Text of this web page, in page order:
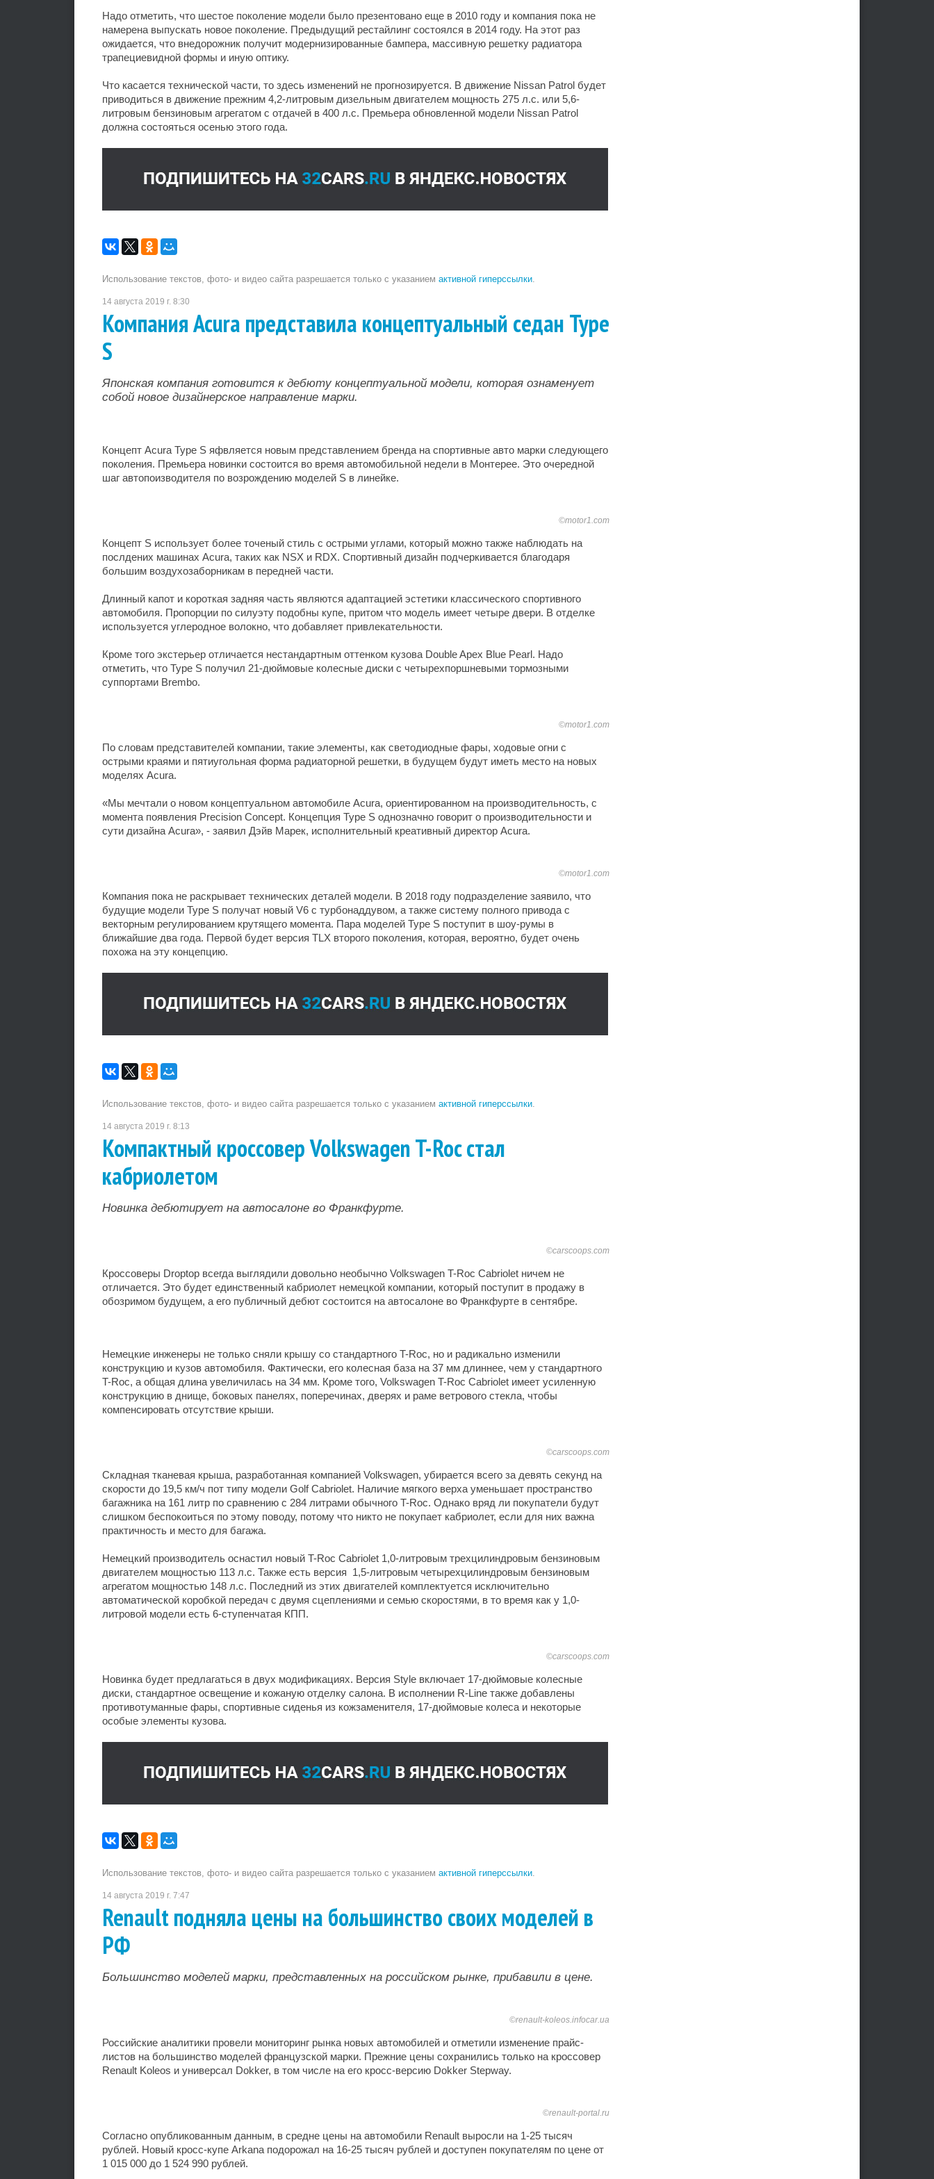
Надо отметить, что шестое поколение модели было презентовано еще в 2010 году и компания пока не
намерена выпускать новое поколение. Предыдущий рестайлинг состоялся в 2014 году. На этот раз
ожидается, что внедорожник получит модернизированные бампера, массивную решетку радиатора
трапециевидной формы и иную оптику.
Что касается технической части, то здесь изменений не прогнозируется. В движение Nissan Patrol будет
приводиться в движение прежним 4,2-литровым дизельным двигателем мощность 275 л.с. или 5,6-
литровым бензиновым агрегатом с отдачей в 400 л.с. Премьера обновленной модели Nissan Patrol
должна состояться осенью этого года.
Использование текстов, фото- и видео сайта разрешается только с указанием активной гиперссылки.
14 августа 2019 г. 8:30
Компания Acura представила концептуальный седан Type
S
Японская компания готовится к дебюту концептуальной модели, которая ознаменует
собой новое дизайнерское направление марки.
Концепт Acura Type S яфвляется новым представлением бренда на спортивные авто марки следующего
поколения. Премьера новинки состоится во время автомобильной недели в Монтерее. Это очередной
шаг автопоизводителя по возрождению моделей S в линейке.
©motor1.com
Концепт S использует более точеный стиль с острыми углами, который можно также наблюдать на
послдених машинах Acura, таких как NSX и RDX. Спортивный дизайн подчеркивается благодаря
большим воздухозаборникам в передней части.
Длинный капот и короткая задняя часть являются адаптацией эстетики классического спортивного
автомобиля. Пропорции по силуэту подобны купе, притом что модель имеет четыре двери. В отделке
используется углеродное волокно, что добавляет привлекательности.
Кроме того экстерьер отличается нестандартным оттенком кузова Double Apex Blue Pearl. Надо
отметить, что Type S получил 21-дюймовые колесные диски с четырехпоршневыми тормозными
суппортами Brembo.
©motor1.com
По словам представителей компании, такие элементы, как светодиодные фары, ходовые огни с
острыми краями и пятиугольная форма радиаторной решетки, в будущем будут иметь место на новых
моделях Acura.
«Мы мечтали о новом концептуальном автомобиле Acura, ориентированном на производительность, с
момента появления Precision Concept. Концепция Type S однозначно говорит о производительности и
сути дизайна Acura», - заявил Дэйв Марек, исполнительный креативный директор Acura.
©motor1.com
Компания пока не раскрывает технических деталей модели. В 2018 году подразделение заявило, что
будущие модели Type S получат новый V6 с турбонаддувом, а также систему полного привода с
векторным регулированием крутящего момента. Пара моделей Type S поступит в шоу-румы в
ближайшие два года. Первой будет версия TLX второго поколения, которая, вероятно, будет очень
похожа на эту концепцию.
Использование текстов, фото- и видео сайта разрешается только с указанием активной гиперссылки.
14 августа 2019 г. 8:13
Компактный кроссовер Volkswagen T-Roc стал
кабриолетом
Новинка дебютирует на автосалоне во Франкфурте.
©carscoops.com
Кроссоверы Droptop всегда выглядили довольно необычно Volkswagen T-Roc Cabriolet ничем не
отличается. Это будет единственный кабриолет немецкой компании, который поступит в продажу в
обозримом будущем, а его публичный дебют состоится на автосалоне во Франкфурте в сентябре.
Немецкие инженеры не только сняли крышу со стандартного T-Roc, но и радикально изменили
конструкцию и кузов автомобиля. Фактически, его колесная база на 37 мм длиннее, чем у стандартного
T-Roc, а общая длина увеличилась на 34 мм. Кроме того, Volkswagen T-Roc Cabriolet имеет усиленную
конструкцию в днище, боковых панелях, поперечинах, дверях и раме ветрового стекла, чтобы
компенсировать отсутствие крыши.
©carscoops.com
Складная тканевая крыша, разработанная компанией Volkswagen, убирается всего за девять секунд на
скорости до 19,5 км/ч пот типу модели Golf Cabriolet. Наличие мягкого верха уменьшает пространство
багажника на 161 литр по сравнению с 284 литрами обычного T-Roc. Однако вряд ли покупатели будут
слишком беспокоиться по этому поводу, потому что никто не покупает кабриолет, если для них важна
практичность и место для багажа.
Немецкий производитель оснастил новый T-Roc Cabriolet 1,0-литровым трехцилиндровым бензиновым
двигателем мощностью 113 л.с. Также есть версия 1,5-литровым четырехцилиндровым бензиновым
агрегатом мощностью 148 л.с. Последний из этих двигателей комплектуется исключительно
автоматической коробкой передач с двумя сцеплениями и семью скоростями, в то время как у 1,0-
литровой модели есть 6-ступенчатая КПП.
©carscoops.com
Новинка будет предлагаться в двух модификациях. Версия Style включает 17-дюймовые колесные
диски, стандартное освещение и кожаную отделку салона. В исполнении R-Line также добавлены
противотуманные фары, спортивные сиденья из кожзаменителя, 17-дюймовые колеса и некоторые
особые элементы кузова.
Использование текстов, фото- и видео сайта разрешается только с указанием активной гиперссылки.
14 августа 2019 г. 7:47
Renault подняла цены на большинство своих моделей в
РФ
Большинство моделей марки, представленных на российском рынке, прибавили в цене.
©renault-koleos.infocar.ua
Российские аналитики провели мониторинг рынка новых автомобилей и отметили изменение прайс-
листов на большинство моделей французской марки. Прежние цены сохранились только на кроссовер
Renault Koleos и универсал Dokker, в том числе на его кросс-версию Dokker Stepway.
©renault-portal.ru
Согласно опубликованным данным, в средне цены на автомобили Renault выросли на 1-25 тысяч
рублей. Новый кросс-купе Arkana подорожал на 16-25 тысяч рублей и доступен покупателям по цене от
1 015 000 до 1 524 990 рублей.